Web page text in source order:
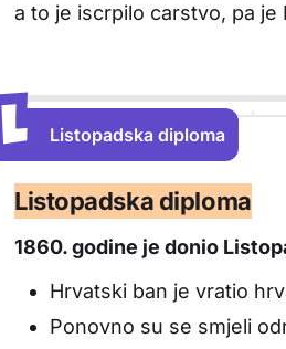
a to je iscrpilo carstvo, pa je
L
L
Listopadska diploma
Listopadska diploma
1860. godine je donio
Hrvatski ban je vratio
Ponovno su se smjeli